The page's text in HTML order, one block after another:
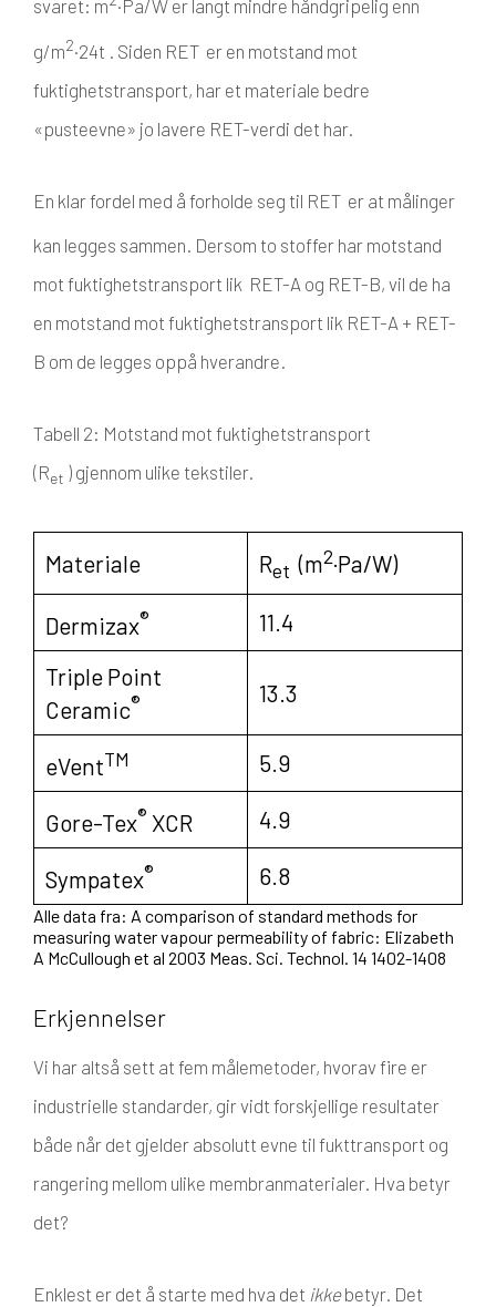
svaret: m ·Pa/W er langt mindre håndgripelig enn
g/m2·24t . Siden RET er en motstand mot
fuktighetstransport, har et materiale bedre
«pusteevne» jo lavere RET-verdi det har.
En klar fordel med å forholde seg til RET er at målinger
kan legges sammen. Dersom to stoffer har motstand
mot fuktighetstransport lik RET-A og RET-B, vil de ha
en motstand mot fuktighetstransport lik RET-A + RET-
B om de legges oppå hverandre.
Tabell 2: Motstand mot fuktighetstransport
(Ret ) gjennom ulike tekstiler.
Materiale Ret (m2·Pa/W)
Dermizax®
11.4
Triple Point
Ceramic® 13.3
eVentTM 5.9
Gore-Tex® XCR 4.9
Sympatex® 6.8
Alle data fra: A comparison of standard methods for
measuring water vapour permeability of fabric: Elizabeth
A McCullough et al 2003 Meas. Sci. Technol. 14 1402-1408
Erkjennelser
Vi har altså sett at fem målemetoder, hvorav fire er
industrielle standarder, gir vidt forskjellige resultater
både når det gjelder absolutt evne til fukttransport og
rangering mellom ulike membranmaterialer. Hva betyr
det?
Enklest er det å starte med hva det ikkebetyr. Det